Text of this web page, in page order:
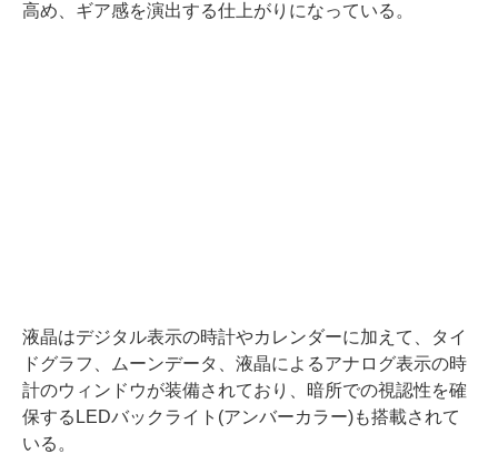
高め、ギア感を演出する仕上がりになっている。
液晶はデジタル表示の時計やカレンダーに加えて、タイ
ドグラフ、ムーンデータ、液晶によるアナログ表示の時
計のウィンドウが装備されており、暗所での視認性を確
保するLEDバックライト(アンバーカラー)も搭載されて
いる。